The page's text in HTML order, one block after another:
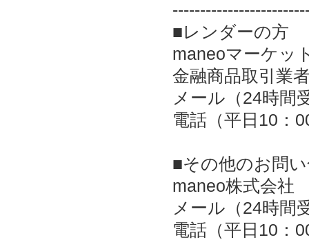
■レンダーの方
maneoマーケッ
金融商品取引業
メール（24時間
電話（平日10：
■その他のお問
maneo株式会社
メール（24時
電話（平日10：